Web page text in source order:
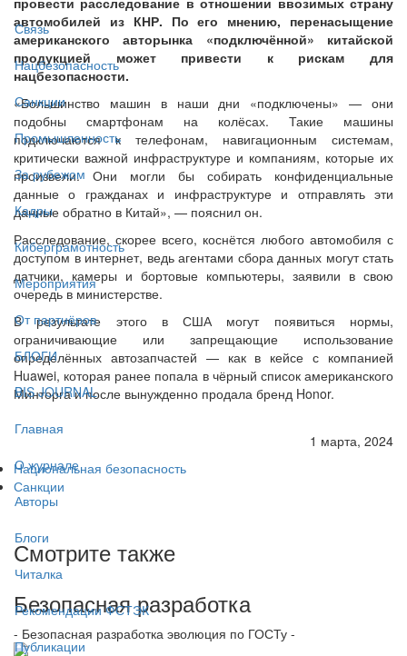
Связь
Нацбезопасность
Санкции
Промышленность
За рубежом
Кадры
Киберграмотность
Мероприятия
От партнёров
БЛОГИ
BIS JOURNAL
Главная
О журнале
Авторы
Блоги
Читалка
Рекомендации ФСТЭК
Публикации
автомобилей из КНР. По его мнению, перенасыщение
американского авторынка «подключённой» китайской
продукцией может привести к рискам для
нацбезопасности.
«Большинство машин в наши дни «подключены» — они
подобны смартфонам на колёсах. Такие машины
подключаются к телефонам, навигационным системам,
критически важной инфраструктуре и компаниям, которые их
произвели. Они могли бы собирать конфиденциальные
данные о гражданах и инфраструктуре и отправлять эти
данные обратно в Китай», — пояснил он.
Расследование, скорее всего, коснётся любого автомобиля с
доступом в интернет, ведь агентами сбора данных могут стать
датчики, камеры и бортовые компьютеры, заявили в свою
очередь в министерстве.
В результате этого в США могут появиться нормы,
ограничивающие или запрещающие использование
определённых автозапчастей — как в кейсе с компанией
Huawei, которая ранее попала в чёрный список американского
Минторга и после вынужденно продала бренд Honor.
1 марта, 2024
Национальная безопасность
Санкции
Смотрите также
Безопасная разработка
- Безопасная разработка эволюция по ГОСТу -